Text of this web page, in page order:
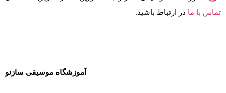
تماس با ما در ارتباط باشید.
آموزشگاه موسیقی سازنو